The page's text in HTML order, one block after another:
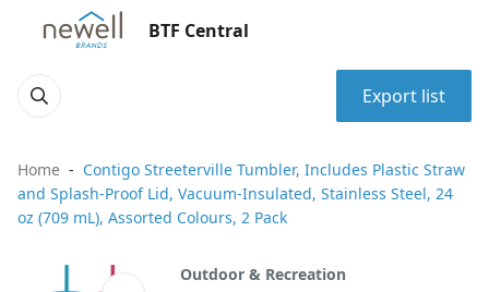
BTF Central
Export list
Home
Contigo Streeterville Tumbler, Includes Plastic Straw
and Splash-Proof Lid, Vacuum-Insulated, Stainless Steel, 24
oz (709 mL), Assorted Colours, 2 Pack
Outdoor & Recreation